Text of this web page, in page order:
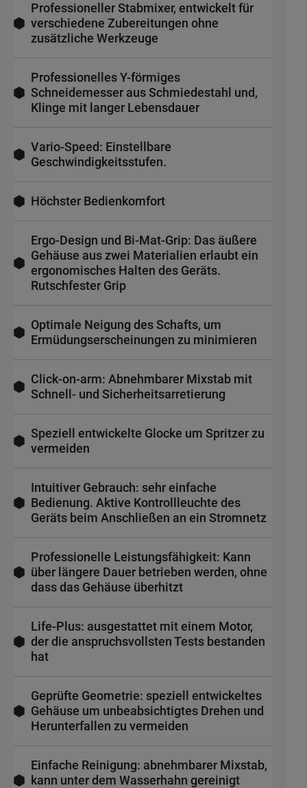
Professioneller Stabmixer, entwickelt für
verschiedene Zubereitungen ohne
zusätzliche Werkzeuge
Professionelles Y-förmiges
Schneidemesser aus Schmiedestahl und,
Klinge mit langer Lebensdauer
Vario-Speed: Einstellbare
Geschwindigkeitsstufen.
Höchster Bedienkomfort
Ergo-Design und Bi-Mat-Grip: Das äußere
Gehäuse aus zwei Materialien erlaubt ein
ergonomisches Halten des Geräts.
Rutschfester Grip
Optimale Neigung des Schafts, um
Ermüdungserscheinungen zu minimieren
Click-on-arm: Abnehmbarer Mixstab mit
Schnell- und Sicherheitsarretierung
Speziell entwickelte Glocke um Spritzer zu
vermeiden
Intuitiver Gebrauch: sehr einfache
Bedienung. Aktive Kontrollleuchte des
Geräts beim Anschließen an ein Stromnetz
Professionelle Leistungsfähigkeit: Kann
über längere Dauer betrieben werden, ohne
dass das Gehäuse überhitzt
Life-Plus: ausgestattet mit einem Motor,
der die anspruchsvollsten Tests bestanden
hat
Geprüfte Geometrie: speziell entwickeltes
Gehäuse um unbeabsichtigtes Drehen und
Herunterfallen zu vermeiden
Einfache Reinigung: abnehmbarer Mixstab,
kann unter dem Wasserhahn gereinigt